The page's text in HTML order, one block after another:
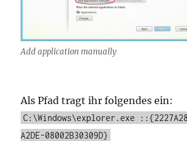
Add application manually
Als Pfad tragt ihr folgendes ein:
C:\Windows\explorer.exe
A2DE-08002B30309D}